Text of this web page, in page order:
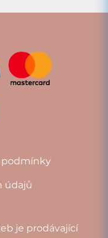
podmínky
údajů
je prodávající